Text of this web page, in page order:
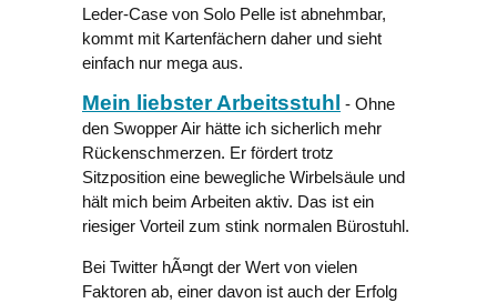
Leder-Case von Solo Pelle ist abnehmbar,
kommt mit Kartenfächern daher und sieht
einfach nur mega aus.
Mein liebster Arbeitsstuhl - Ohne
den Swopper Air hätte ich sicherlich mehr
Rückenschmerzen. Er fördert trotz
Sitzposition eine bewegliche Wirbelsäule und
hält mich beim Arbeiten aktiv. Das ist ein
riesiger Vorteil zum stink normalen Bürostuhl.
Bei Twitter hÃ¤ngt der Wert von vielen
Faktoren ab, einer davon ist auch der Erfolg